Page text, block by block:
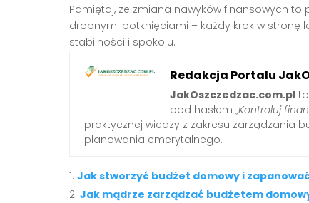
Pamiętaj, że zmiana nawyków finansowych
drobnymi potknięciami – każdy krok w stronę
stabilności i spokoju.
Redakcja Portalu
JakOszczedzac.com.pl
pod hasłem „Kontroluj
praktycznej wiedzy z zakresu zarządzania
planowania emerytalnego.
Jak stworzyć budżet domowy i
Jak mądrze zarządzać budżetem